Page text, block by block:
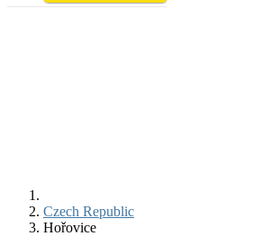
Czech Republic
Hořovice